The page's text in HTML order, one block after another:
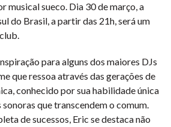
musical sueco. Dia 30 de março, a
do Brasil, a partir das 21h, será um
para alguns dos maiores DJs
que ressoa através das gerações de
conhecido por sua habilidade única
que transcendem o comum.
de sucessos, Eric se destaca não